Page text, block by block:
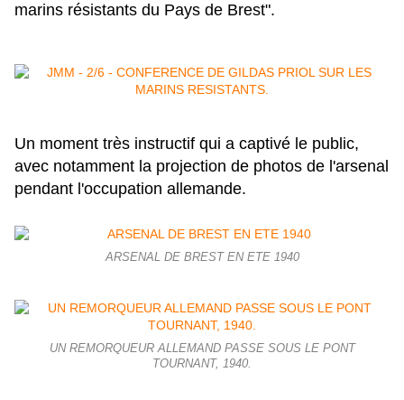
marins résistants du Pays de Brest".
Un moment très instructif qui a captivé le public,
avec notamment la projection de photos de l'arsenal
pendant l'occupation allemande.
ARSENAL DE BREST EN ETE 1940
UN REMORQUEUR ALLEMAND PASSE SOUS LE PONT
TOURNANT, 1940.